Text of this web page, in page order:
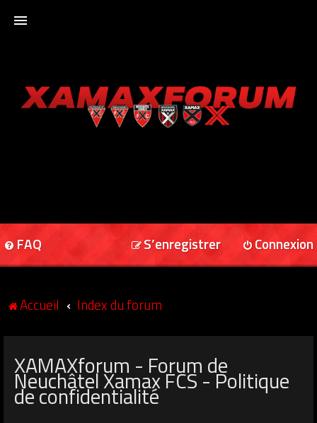
XAMAXFORUM
FAQ Connexion
S’enregistrer
Accueil Index du forum
XAMAXforum - Forum de
Neuchâtel Xamax FCS - Politique
de confidentialité